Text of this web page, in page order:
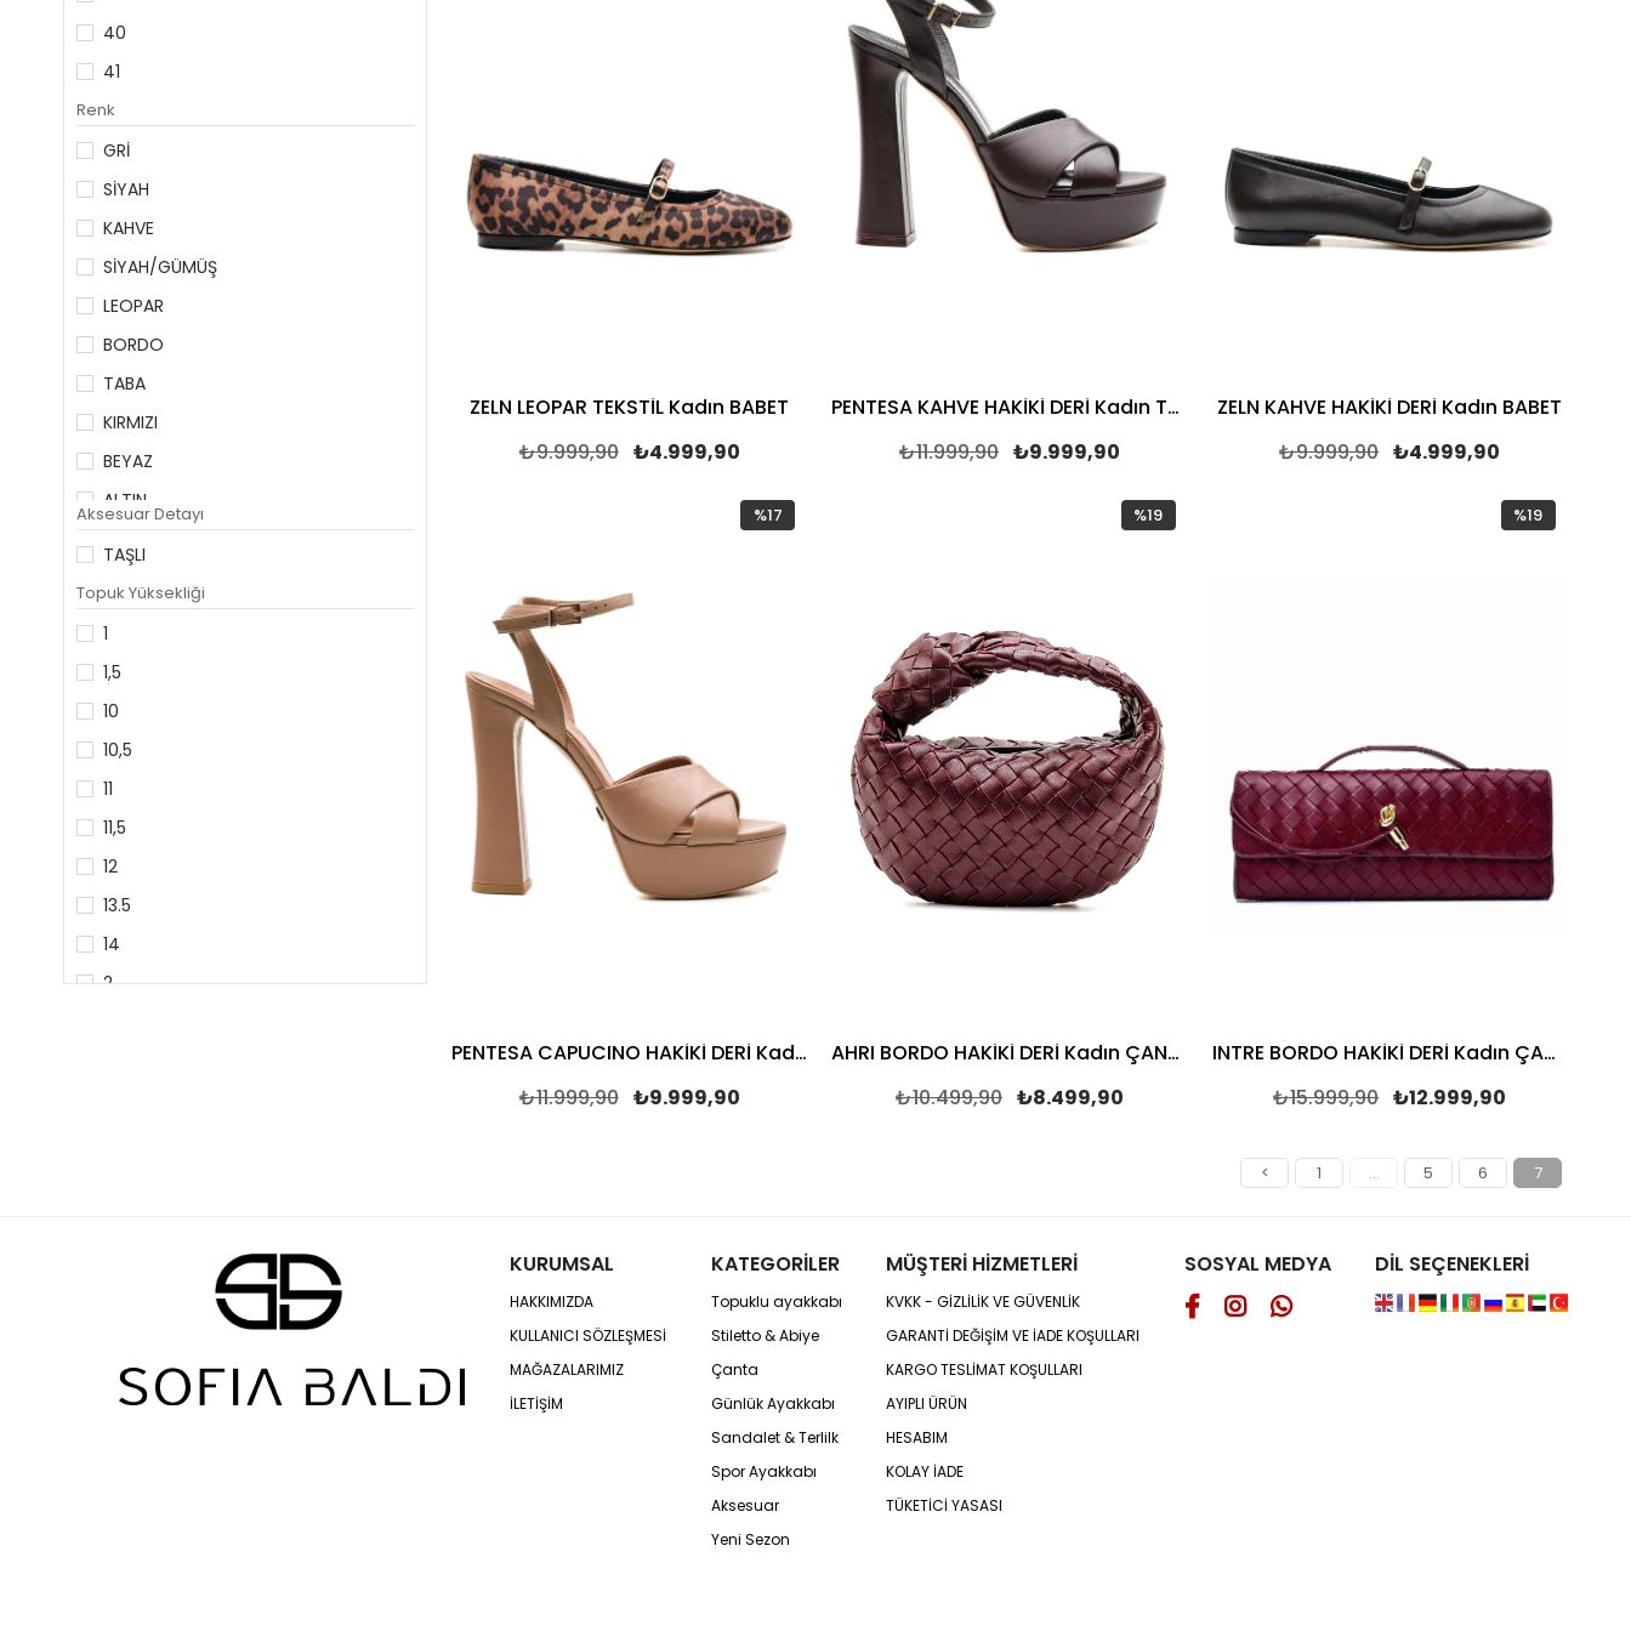
40
41
Renk
GRİ
SİYAH
KAHVE
SİYAH/GÜMÜŞ
LEOPAR
BORDO
TABA
KIRMIZI
BEYAZ
ALTIN
YEŞİL
Aksesuar Detayı
TAŞLI
Topuk Yüksekliği
1
1,5
10
10,5
11
11,5
12
13.5
14
2
ZELN LEOPAR TEKSTİL Kadın BABET
₺4.999,90
₺9.999,90
PENTESA KAHVE HAKİKİ DERİ Kadın TOPUKLU SANDALET
₺9.999,90
₺11.999,90
ZELN KAHVE HAKİKİ DERİ Kadın BABET
₺4.999,90
₺9.999,90
PENTESA CAPUCINO HAKİKİ DERİ Kadın TOPUKLU SANDALET
₺9.999,90
₺11.999,90
%17
AHRI BORDO HAKİKİ DERİ Kadın ÇANTA
₺8.499,90
₺10.499,90
%19
INTRE BORDO HAKİKİ DERİ Kadın ÇANTA
₺12.999,90
₺15.999,90
%19
< 1 ... 5 6 7
KURUMSAL
HAKKIMIZDA
KULLANICI SÖZLEŞMESİ
MAĞAZALARIMIZ
İLETİŞİM
KATEGORİLER
Topuklu ayakkabı
Stiletto & Abiye
Çanta
Günlük Ayakkabı
Sandalet & Terlilk
Spor Ayakkabı
Aksesuar
Yeni Sezon
MÜŞTERİ HİZMETLERİ
KVKK - GİZLİLİK VE GÜVENLİK
GARANTİ DEĞİŞİM VE İADE KOŞULLARI
KARGO TESLİMAT KOŞULLARI
AYIPLI ÜRÜN
HESABIM
KOLAY İADE
TÜKETİCİ YASASI
SOSYAL MEDYA DİL SEÇENEKLERİ